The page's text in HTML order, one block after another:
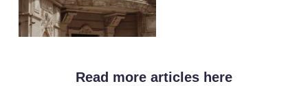
Read more articles here